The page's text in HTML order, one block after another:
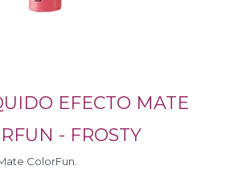
EFECTO MATE
- FROSTY
ColorFun.